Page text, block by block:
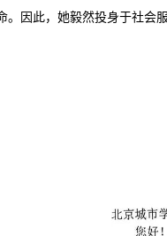
。因此，她毅然投身于社